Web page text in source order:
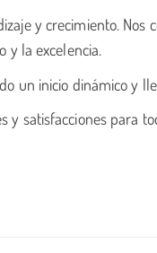
y crecimiento. Nos
y la excelencia.
un inicio dinámico y
y satisfacciones para